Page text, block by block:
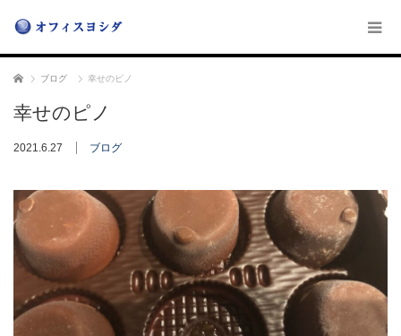
ホーム ブログ 幸せのピノ
幸せのピノ
2021.6.27 ブログ